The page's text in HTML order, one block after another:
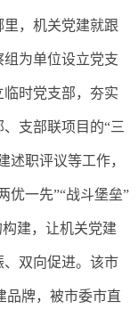
，机关党建就跟
为单位设立党支
时党支部，夯实
支部联项目的“三
述职评议等工作，
优一先”“战斗堡垒”
建，让机关党建
双向促进。该市
品牌，被市委市直